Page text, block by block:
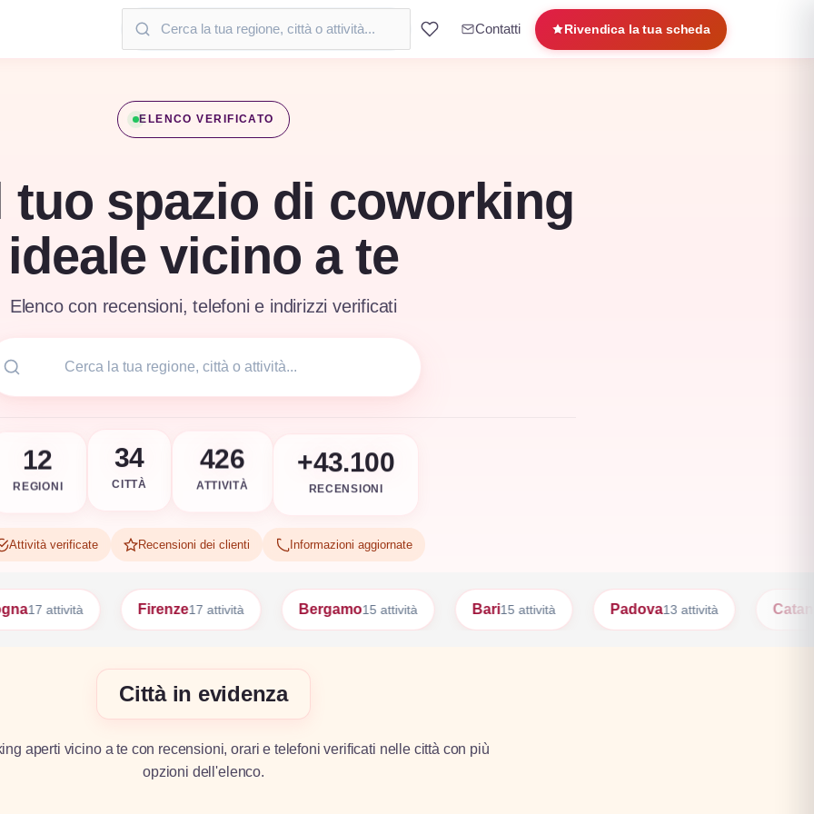
Contatti Rivendica la tua scheda
ELENCO VERIFICATO
tuo spazio di coworking
ideale vicino a te
Elenco con recensioni, telefoni e indirizzi verificati
12
REGIONI
34
CITTÀ
426
ATTIVITÀ
+43.100
RECENSIONI
Attività verificate Recensioni dei clienti Informazioni aggiornate
Firenze Bergamo 15 attività Bari15 attività Padova 13 attività Catania 12 attività
Città in evidenza
aperti vicino a te con recensioni, orari e telefoni verificati nelle città con più
opzioni dell'elenco.